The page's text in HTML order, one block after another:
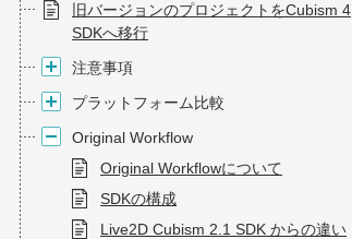
旧バージョンのプロジェクトをCubism 4
SDKへ移行
注意事項
プラットフォーム比較
Original Workflow
Original Workflowについて
SDKの構成
Live2D Cubism 2.1 SDK からの違い